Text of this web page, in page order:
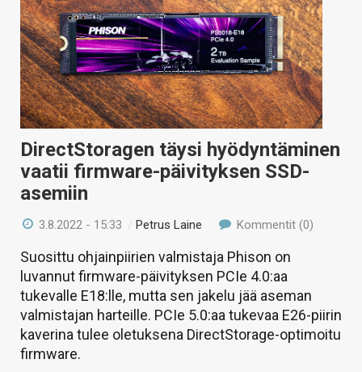
HINTA.FI
KAUPPA
VAIHDA TEEMA
HAKU
DirectStoragen täysi hyödyntäminen
vaatii firmware-päivityksen SSD-
asemiin
3.8.2022 - 15:33 /Petrus Laine Kommentit (0)
Suosittu ohjainpiirien valmistaja Phison on
luvannut firmware-päivityksen PCIe 4.0:aa
tukevalle E18:lle, mutta sen jakelu jää aseman
valmistajan harteille. PCIe 5.0:aa tukevaa E26-piirin
kaverina tulee oletuksena DirectStorage-optimoitu
firmware.